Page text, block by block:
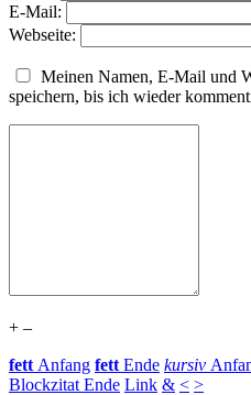
E-Mail:
Webseite:
Meinen Namen, E-Mail und
speichern, bis ich wieder
+ –
fett Anfang fett Ende kursiv
Blockzitat Ende Link & < >